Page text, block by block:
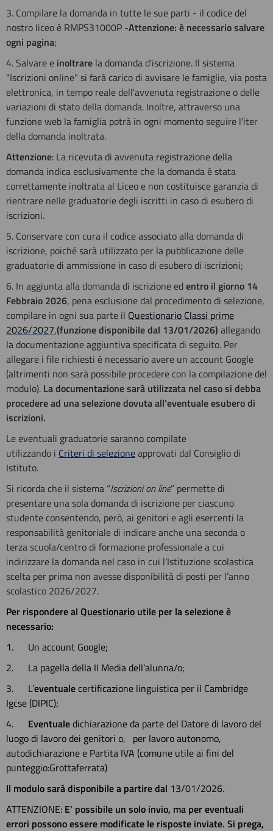
3. Compilare la domanda in tutte le sue parti - il codice del
nostro liceo è RMPS31000P -Attenzione: è necessario salvare
ogni pagina;
4. Salvare e inoltrare la domanda d'iscrizione. Il sistema
"Iscrizioni online" si farà carico di avvisare le famiglie, via posta
elettronica, in tempo reale dell'avvenuta registrazione o delle
variazioni di stato della domanda. Inoltre, attraverso una
funzione web la famiglia potrà in ogni momento seguire l'iter
della domanda inoltrata.
Attenzione: La ricevuta di avvenuta registrazione della
domanda indica esclusivamente che la domanda è stata
correttamente inoltrata al Liceo e non costituisce garanzia di
rientrare nelle graduatorie degli iscritti in caso di esubero di
iscrizioni.
5. Conservare con cura il codice associato alla domanda di
iscrizione, poiché sarà utilizzato per la pubblicazione delle
graduatorie di ammissione in caso di esubero di iscrizioni;
6. In aggiunta alla domanda di iscrizione edentro il giorno 14
Febbraio 2026, pena esclusione dal procedimento di selezione,
compilare in ogni sua parte il Questionario Classi prime
2026/2027,(funzione disponibile dal 13/01/2026) allegando
la documentazione aggiuntiva specificata di seguito. Per
allegare i file richiesti è necessario avere un account Google
(altrimenti non sarà possibile procedere con la compilazione del
modulo). La documentazione sarà utilizzata nel caso si debba
procedere ad una selezione dovuta all’eventuale esubero di
iscrizioni.
Le eventuali graduatorie saranno compilate
utilizzando i Criteri di selezioneapprovati dal Consiglio di
Istituto.
Si ricorda che il sistema “Iscrizioni on line” permette di
presentare una sola domanda di iscrizione per ciascuno
studente consentendo, però, ai genitori e agli esercenti la
responsabilità genitoriale di indicare anche una seconda o
terza scuola/centro di formazione professionale a cui
indirizzare la domanda nel caso in cui l’Istituzione scolastica
scelta per prima non avesse disponibilità di posti per l’anno
scolastico 2026/2027.
Per rispondere al Questionario utile per la selezione è
necessario:
1. Un account Google;
2. La pagella della II Media dell’alunna/o;
3. L’eventualecertificazione linguistica per il Cambridge
Igcse (DIPIC);
4. Eventualedichiarazione da parte del Datore di lavoro del
luogo di lavoro dei genitori o, per lavoro autonomo,
autodichiarazione e Partita IVA (comune utile ai fini del
punteggio:Grottaferrata)
Il modulo sarà disponibile a partire dal 13/01/2026.
ATTENZIONE: E’ possibile un solo invio, ma per eventuali
errori possono essere modificate le risposte inviate. Si prega,